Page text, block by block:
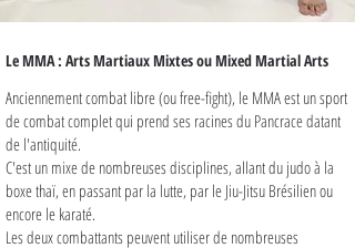
Le MMA : Arts Martiaux Mixtes ou Mixed Martial Arts
Anciennement combat libre (ou free-fight), le MMA est un sport
de combat complet qui prend ses racines du Pancrace datant
de l'antiquité.
C'est un mixe de nombreuses disciplines, allant du judo à la
boxe thaï, en passant par la lutte, par le Jiu-Jitsu Brésilien ou
encore le karaté.
Les deux combattants peuvent utiliser de nombreuses